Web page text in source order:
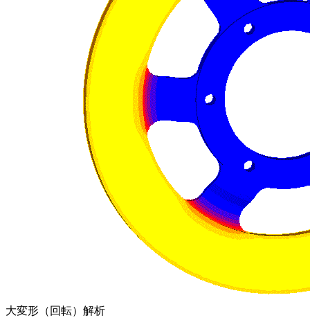
大変形（回転）解析